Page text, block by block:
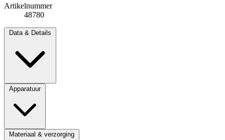
Artikelnummer
48780
Data & Details
Apparatuur
Materiaal & verzorging